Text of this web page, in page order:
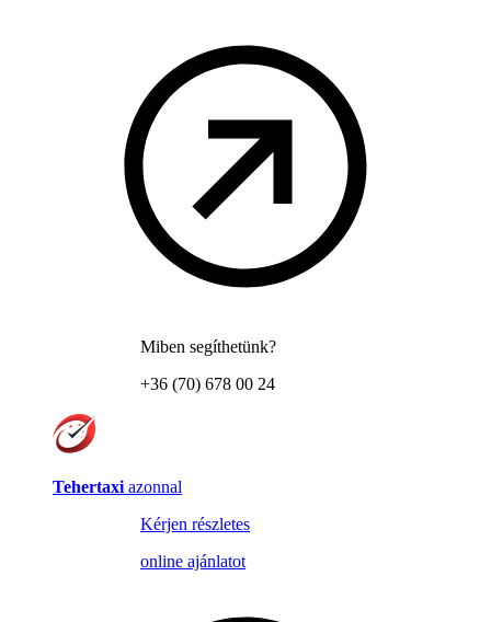
Miben segíthetünk?
+36 (70) 678 00 24
Tehertaxi azonnal
Kérjen részletes
online ajánlatot